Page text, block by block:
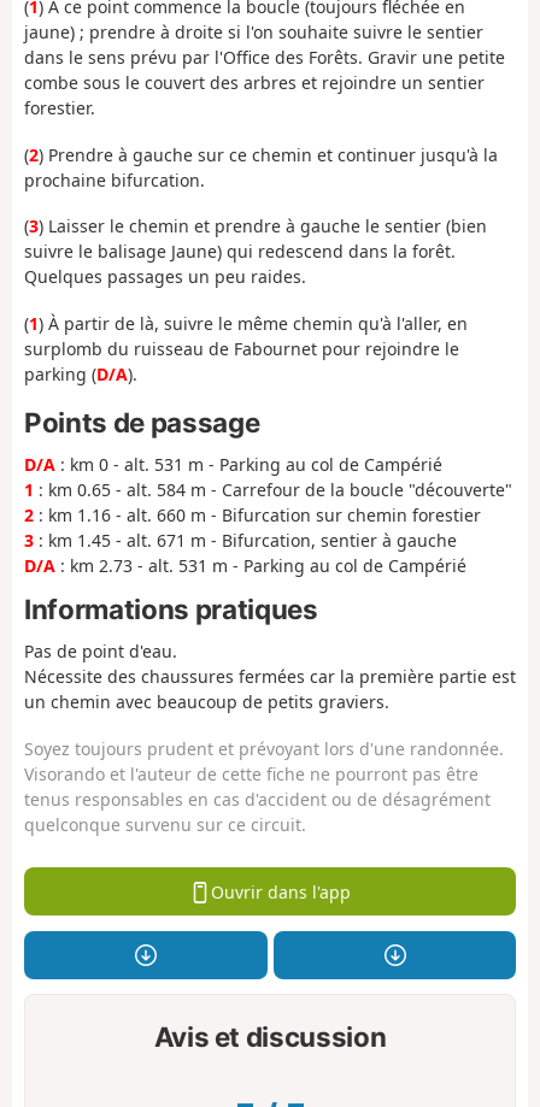
(1) À ce point commence la boucle (toujours fléchée en
jaune) ; prendre à droite si l'on souhaite suivre le sentier
dans le sens prévu par l'Office des Forêts. Gravir une petite
combe sous le couvert des arbres et rejoindre un sentier
forestier.
(2) Prendre à gauche sur ce chemin et continuer jusqu'à la
prochaine bifurcation.
(3) Laisser le chemin et prendre à gauche le sentier (bien
suivre le balisage Jaune) qui redescend dans la forêt.
Quelques passages un peu raides.
(1) À partir de là, suivre le même chemin qu'à l'aller, en
surplomb du ruisseau de Fabournet pour rejoindre le
parking (D/A).
Points de passage
D/A : km 0 - alt. 531 m - Parking au col de Campérié
1 : km 0.65 - alt. 584 m - Carrefour de la boucle "découverte"
2 : km 1.16 - alt. 660 m - Bifurcation sur chemin forestier
3 : km 1.45 - alt. 671 m - Bifurcation, sentier à gauche
D/A : km 2.73 - alt. 531 m - Parking au col de Campérié
Informations pratiques
Pas de point d'eau.
Nécessite des chaussures fermées car la première partie est
un chemin avec beaucoup de petits graviers.
Soyez toujours prudent et prévoyant lors d'une randonnée.
Visorando et l'auteur de cette fiche ne pourront pas être
tenus responsables en cas d'accident ou de désagrément
quelconque survenu sur ce circuit.
Ouvrir dans l'app
Avis et discussion